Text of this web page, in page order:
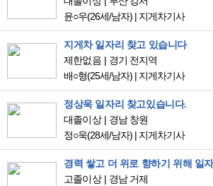
윤○우(26세/남자) | 지게차기사
지게차 일자리 찾고 있습니다
제한없음
경기 전지역
배○형(25세/남자) | 지게차기사
정상욱 일자리 찾고있습니다.
대졸이상
경남 창원
정○욱(28세/남자) | 지게차기사
고졸이상
경남 거제